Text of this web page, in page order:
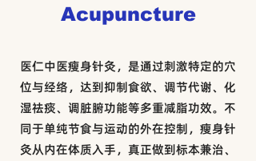
Acupuncture
医仁中医瘦身针灸，是通过刺激特定的穴
位与经络，达到抑制食欲、调节代谢、化
湿祛痰、调脏腑功能等多重减脂功效。不
同于单纯节食与运动的外在控制，瘦身针
灸从内在体质入手，真正做到标本兼治、